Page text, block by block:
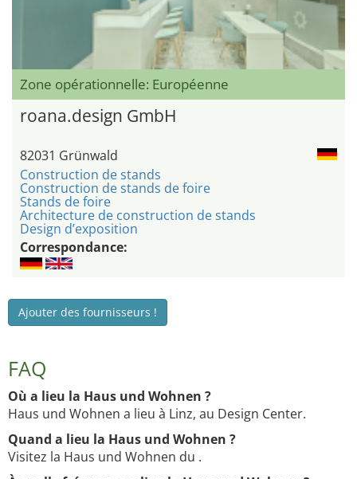
Zone opérationnelle: Européenne
roana.design GmbH
82031 Grünwald
Construction de stands
Construction de stands de foire
Stands de foire
Architecture de construction de stands
Design d’exposition
Correspondance:
Ajouter des fournisseurs !
FAQ
Où a lieu la Haus und Wohnen ?
Haus und Wohnen a lieu à Linz, au Design Center.
Quand a lieu la Haus und Wohnen ?
Visitez la Haus und Wohnen du .